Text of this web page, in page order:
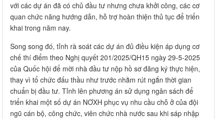
với các dự án đã có chủ đầu tư nhưng chưa khởi công, các cơ
quan chức năng hướng dẫn, hỗ trợ hoàn thiện thủ tục để triển
khai trong năm nay.
Song song đó, tỉnh rà soát các dự án đủ điều kiện áp dụng cơ
chế thí điểm theo Nghị quyết 201/2025/QH15 ngày 29-5-2025
của Quốc hội để mời nhà đầu tư nộp hồ sơ đăng ký thực hiện,
thay vì tổ chức đấu thầu như trước nhằm rút ngắn thời gian
chuẩn bị đầu tư. Tỉnh lên phương án sử dụng ngân sách để
triển khai một số dự án NƠXH phục vụ nhu cầu chỗ ở của đội
ngũ cán bộ, công chức, viên chức nhà nước sau khi sáp nhập